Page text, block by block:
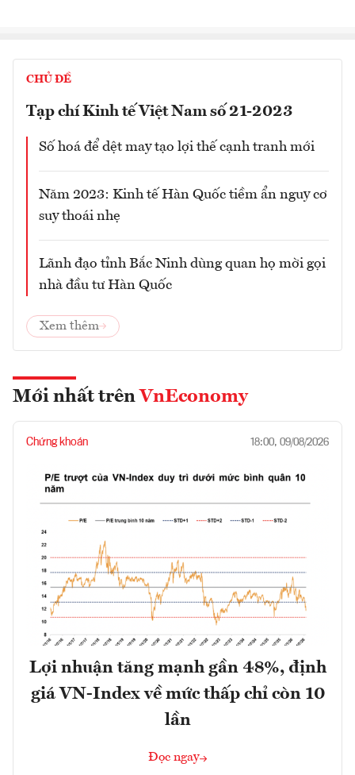
CHỦ ĐỀ
Tạp chí Kinh tế Việt Nam số 21-2023
Số hoá để dệt may tạo lợi thế cạnh tranh mới
Năm 2023: Kinh tế Hàn Quốc tiềm ẩn nguy cơ
suy thoái nhẹ
Lãnh đạo tỉnh Bắc Ninh dùng quan họ mời gọi
nhà đầu tư Hàn Quốc
Xem thêm
Mới nhất trên VnEconomy
Chứng khoán 18:00, 09/08/2026
Lợi nhuận tăng mạnh gần 48%, định
giá VN-Index về mức thấp chỉ còn 10
lần
Đọc ngay